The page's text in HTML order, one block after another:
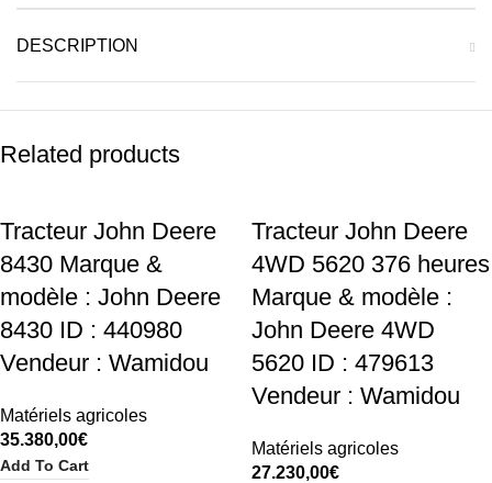
DESCRIPTION
Related products
Tracteur John Deere
8430 Marque &
modèle : John Deere
8430 ID : 440980
Vendeur : Wamidou
Matériels agricoles
35.380,00€
Add To Cart
Tracteur John Deere
4WD 5620 376 heures
Marque & modèle :
John Deere 4WD
5620 ID : 479613
Vendeur : Wamidou
Matériels agricoles
27.230,00€